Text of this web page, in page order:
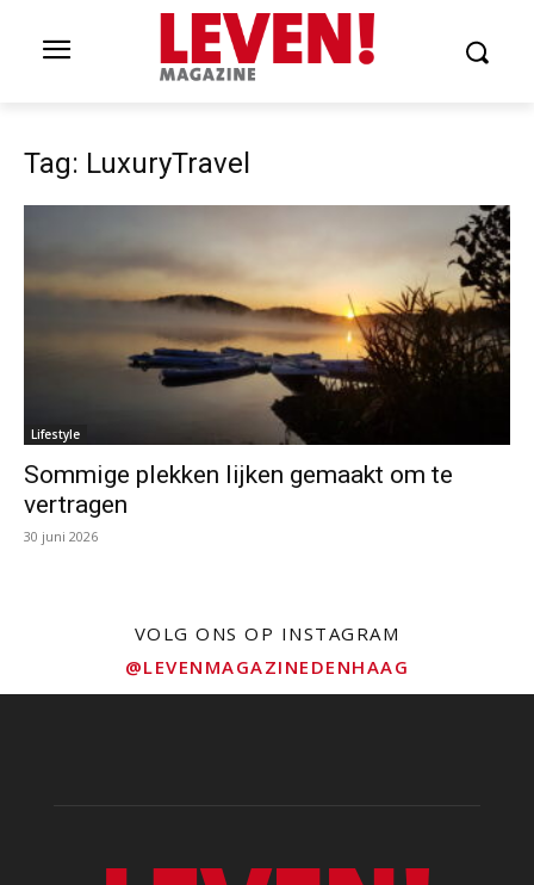
Tag: LuxuryTravel
Lifestyle
Sommige plekken lijken gemaakt om te
vertragen
30 juni 2026
VOLG ONS OP INSTAGRAM
@LEVENMAGAZINEDENHAAG